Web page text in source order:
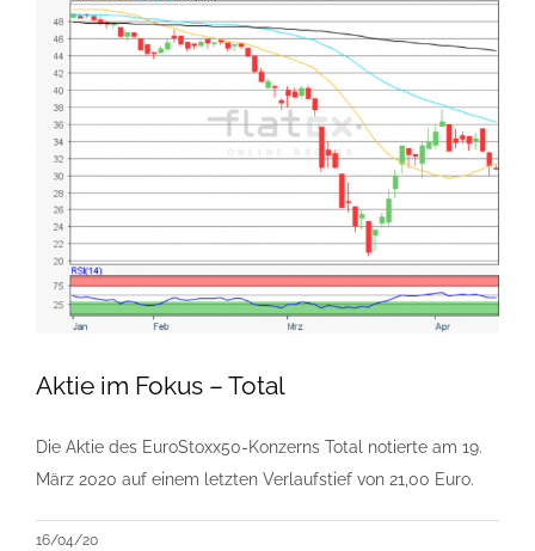
Aktie im Fokus – Total
Die Aktie des EuroStoxx50-Konzerns Total notierte am 19.
März 2020 auf einem letzten Verlaufstief von 21,00 Euro.
16/04/20